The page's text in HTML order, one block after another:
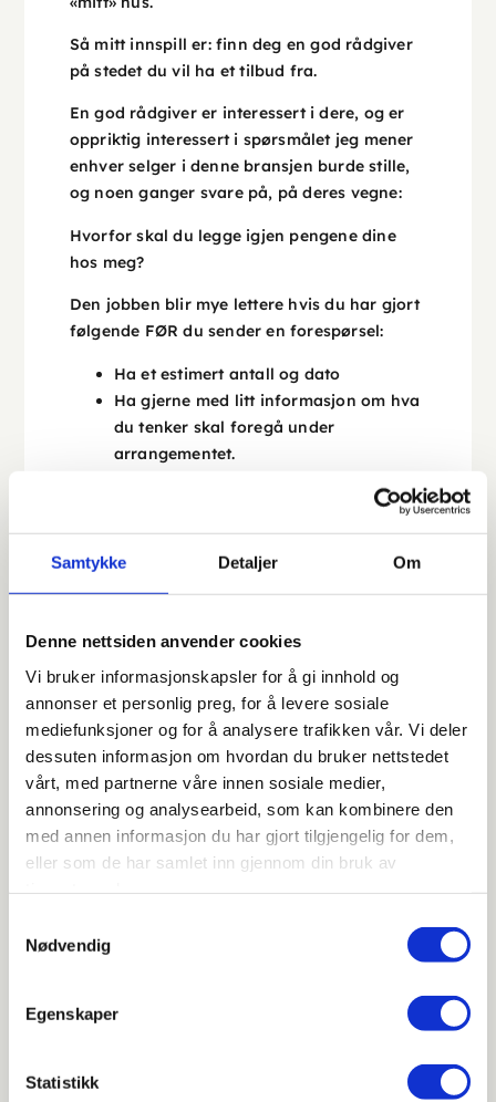
Samtykke Detaljer Om
Denne nettsiden anvender cookies
Vi bruker informasjonskapsler for å gi innhold og
annonser et personlig preg, for å levere sosiale
mediefunksjoner og for å analysere trafikken vår. Vi deler
dessuten informasjon om hvordan du bruker nettstedet
vårt, med partnerne våre innen sosiale medier,
annonsering og analysearbeid, som kan kombinere den
med annen informasjon du har gjort tilgjengelig for dem,
eller som de har samlet inn gjennom din bruk av
Nødvendig
Egenskaper
Statistikk
Så mitt innspill er: finn deg en god rådgiver
på stedet du vil ha et tilbud fra.
En god rådgiver er interessert i dere, og er
oppriktig interessert i spørsmålet jeg mener
enhver selger i denne bransjen burde stille,
og noen ganger svare på, på deres vegne:
Hvorfor skal du legge igjen pengene dine
hos meg?
Den jobben blir mye lettere hvis du har gjort
følgende FØR du sender en forespørsel:
Ha et estimert antall og dato
Ha gjerne med litt informasjon om hva
du tenker skal foregå under
arrangementet.
vi kanskje kan komme med innspill på?
Hvorfor skal man samles?
Hva ønsker dere av resultat etter
dato, et antall og det er alt jeg har av
informasjon.
Da har jeg sånn ca. 10 spørsmål jeg gjerne
vil ha svar på FØR jeg kan svare deg.
Er dette konferanse, messe, event eller sosial
samling?
Skal dere sitte i en sal begge dagene eller
skal dere ha delplenumer?
Skal dere ha festmiddag eller middag i
Er programmet allerede fastsatt så du har